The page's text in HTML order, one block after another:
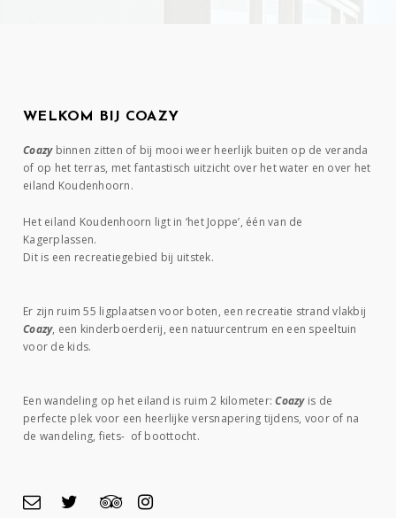
WELKOM BIJ COAZY
Coazybinnen zitten of bij mooi weer heerlijk buiten op de veranda
of op het terras, met fantastisch uitzicht over het water en over het
eiland Koudenhoorn.
Het eiland Koudenhoorn ligt in ‘het Joppe’, één van de
Kagerplassen.
Dit is een recreatiegebied bij uitstek.
Er zijn ruim 55 ligplaatsen voor boten, een recreatie strand vlakbij
Coazy, een kinderboerderij, een natuurcentrum en een speeltuin
voor de kids.
Een wandeling op het eiland is ruim 2 kilometer:Coazyis de
perfecte plek voor een heerlijke versnapering tijdens, voor of na
de wandeling, fiets- of boottocht.